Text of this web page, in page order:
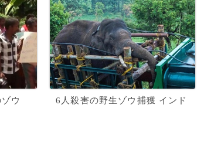
ウ
6人殺害の野生ゾウ捕獲 インド